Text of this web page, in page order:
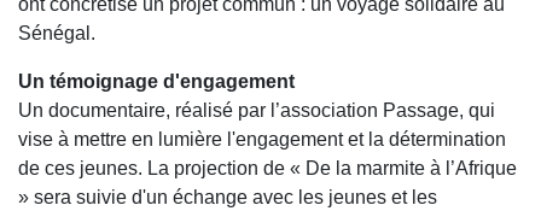
ont concrétisé un projet commun : un voyage solidaire au
Sénégal.
Un témoignage d'engagement
Un documentaire, réalisé par l’association Passage, qui
vise à mettre en lumière l'engagement et la détermination
de ces jeunes. La projection de « De la marmite à l’Afrique
» sera suivie d'un échange avec les jeunes et les